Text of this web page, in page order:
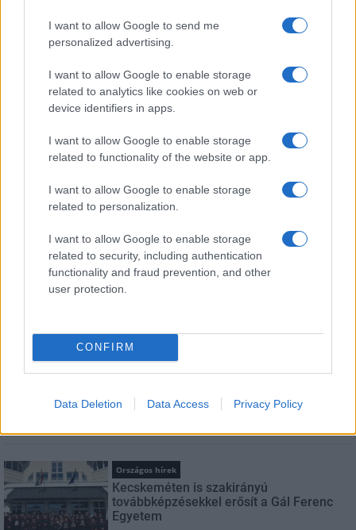
I want to allow Google to send me
personalized advertising.
I want to allow Google to enable storage
related to analytics like cookies on web or
device identifiers in apps.
I want to allow Google to enable storage
related to functionality of the website or app.
I want to allow Google to enable storage
related to personalization.
I want to allow Google to enable storage
related to security, including authentication
functionality and fraud prevention, and other
user protection.
CONFIRM
Data Deletion Data Access Privacy Policy
E-mail cím
Feliratkozom a hírlevélre és elfogadom azadatvédelmi
szabályzatot!
FELIRATKOZÁS
LEGFRISSEBB
Helyi hírek
másodfokúra csökken a riasztás
Országos hírek
Kecskeméten is szakirányú
továbbképzésekkel erősít a Gál Ferenc
Egyetem